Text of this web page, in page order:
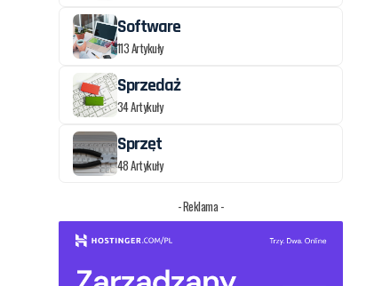
Software
113 Artykuły
Sprzedaż
34 Artykuły
Sprzęt
48 Artykuły
- Reklama -